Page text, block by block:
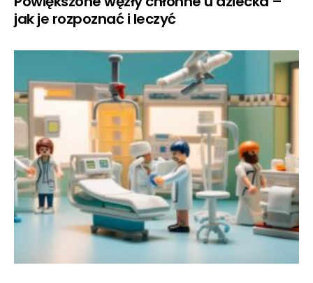
jak je rozpoznać i leczyć